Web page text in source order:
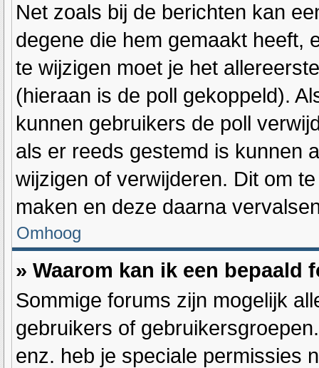
Net zoals bij de berichten kan
degene die hem gemaakt heeft,
te wijzigen moet je het
(hieraan is de poll gekoppeld).
kunnen gebruikers de poll
als er reeds gestemd is kunnen
wijzigen of verwijderen. Dit om
maken en deze daarna
Omhoog
» Waarom kan ik een bepaald
Sommige forums zijn mogelijk
gebruikers of
enz. heb je speciale permissies